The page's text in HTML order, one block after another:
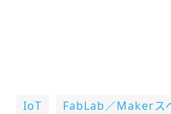
IoT FabLab／Makerス